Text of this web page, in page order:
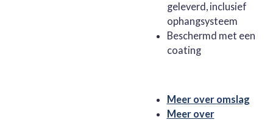
geleverd, inclusief
ophangsysteem
Beschermd met een
coating
Meer over omslag
Meer over